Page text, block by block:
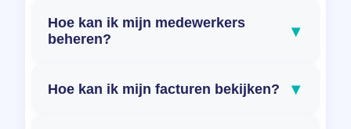
Hoe kan ik mijn medewerkers
beheren?
▾
Hoe kan ik mijn facturen bekijken? ▾